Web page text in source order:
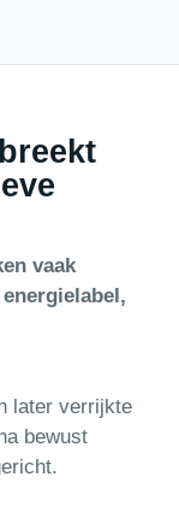
vaak
later verrijkte
bewust